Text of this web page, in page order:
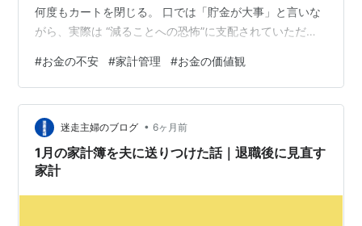
何度もカートを閉じる。 口では「貯金が大事」と言いな
がら、実際は “減ることへの恐怖”に支配されていただけ
どの恐怖はありません。むしろ「使い方を選べること」
が安心感につながっていると感じています。 今日はそん
な私が、どうして「お金を使うのが怖い状態」から抜け
出せたのかを書いていきます。 1. お金を使うのが怖かっ
た本当の理由 2. 節約では“恐怖”は消えなかった 3. 少額で
も「自分で生み出…
#お金の不安 #家計管理 #お金の価値観
迷走主婦のブログ • 6ヶ月前
1月の家計簿を夫に送りつけた話｜退職後に見直す
家計